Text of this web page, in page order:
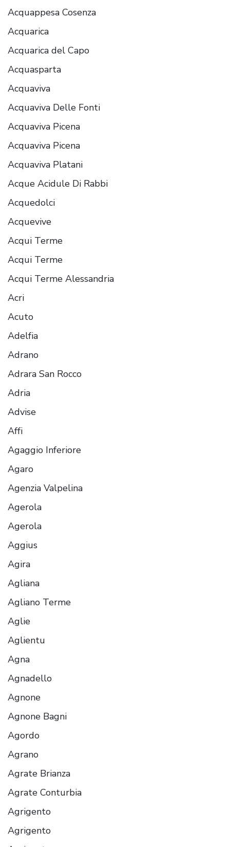
Acquappesa Cosenza
Acquarica
Acquarica del Capo
Acquasparta
Acquaviva
Acquaviva Delle Fonti
Acquaviva Picena
Acquaviva Picena
Acquaviva Platani
Acque Acidule Di Rabbi
Acquedolci
Acquevive
Acqui Terme
Acqui Terme
Acqui Terme Alessandria
Acri
Acuto
Adelfia
Adrano
Adrara San Rocco
Adria
Advise
Affi
Agaggio Inferiore
Agaro
Agenzia Valpelina
Agerola
Agerola
Aggius
Agira
Agliana
Agliano Terme
Aglie
Aglientu
Agna
Agnadello
Agnone
Agnone Bagni
Agordo
Agrano
Agrate Brianza
Agrate Conturbia
Agrigento
Agrigento